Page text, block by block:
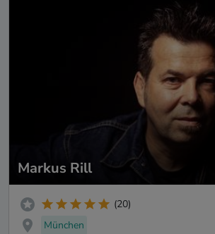
Markus Rill
(20)
München